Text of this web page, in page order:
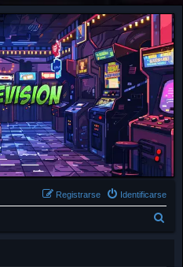
Identificarse
Registrarse